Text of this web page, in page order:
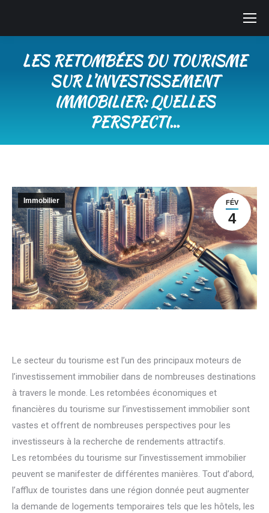
LES RETOMBÉES DU TOURISME
SUR L’INVESTISSEMENT
IMMOBILIER: QUELLES
PERSPECTI…
FÉV
4
Immobilier
Le secteur du tourisme est l’un des principaux moteurs de
l’investissement immobilier dans de nombreuses destinations
à travers le monde. Les retombées économiques et
financières du tourisme sur l’investissement immobilier sont
vastes et offrent de nombreuses perspectives pour les
investisseurs à la recherche de rendements attractifs.
Les retombées du tourisme sur l’investissement immobilier
peuvent se manifester de différentes manières. Tout d’abord,
l’afflux de touristes dans une région donnée peut augmenter
la demande de logements temporaires tels que les hôtels, les